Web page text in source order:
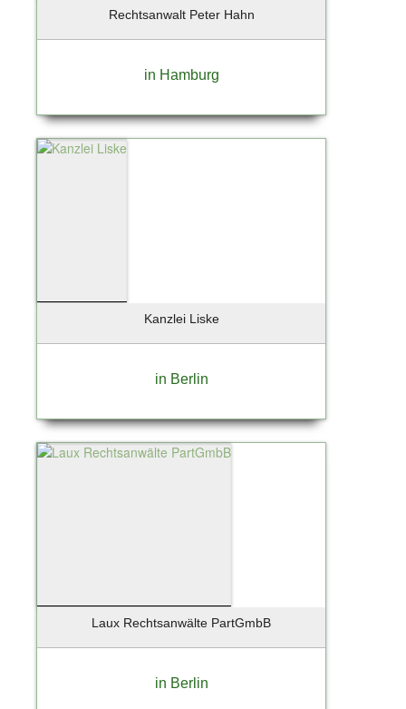
Rechtsanwalt Peter Hahn
in Hamburg
Kanzlei Liske
in Berlin
Laux Rechtsanwälte PartGmbB
in Berlin